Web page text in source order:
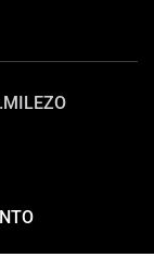
MILEZO